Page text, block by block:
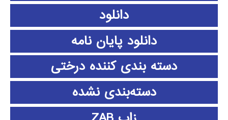
دانلود
دانلود پايان نامه
دسته بندی کننده درختی
دسته‌بندی نشده